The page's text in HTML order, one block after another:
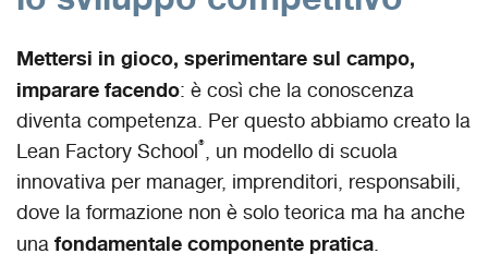
Mettersi in gioco, sperimentare sul campo,
imparare facendo: è così che la conoscenza
diventa competenza. Per questo abbiamo creato la
Lean Factory School®, un modello di scuola
innovativa per manager, imprenditori, responsabili,
dove la formazione non è solo teorica ma ha anche
unafondamentale componente pratica.